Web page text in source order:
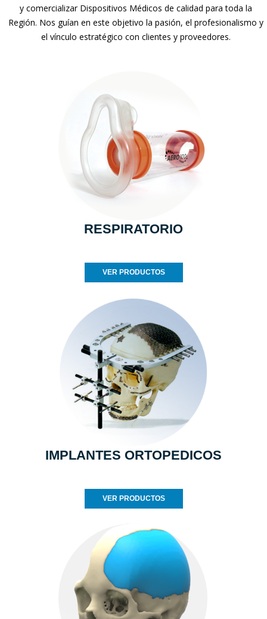
y comercializar Dispositivos Médicos de calidad para toda la
Región. Nos guían en este objetivo la pasión, el profesionalismo y
el vínculo estratégico con clientes y proveedores.
RESPIRATORIO
VER PRODUCTOS
IMPLANTES ORTOPEDICOS
VER PRODUCTOS